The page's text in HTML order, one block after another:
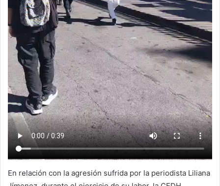
En relación con la agresión sufrida por la periodista Liliana